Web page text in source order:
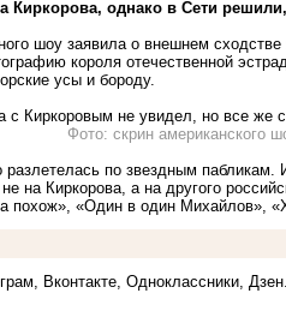
Киркорова, однако в Сети
шоу заявила о внешнем
короля отечественной
усы и бороду.
Киркоровым не увидел, но все же
Фото: скрин американского
по звездным пабликам.
на Киркорова, а на другого
похож», «Один в один Михайлов»,
Вконтакте, Одноклассники, Дзен.